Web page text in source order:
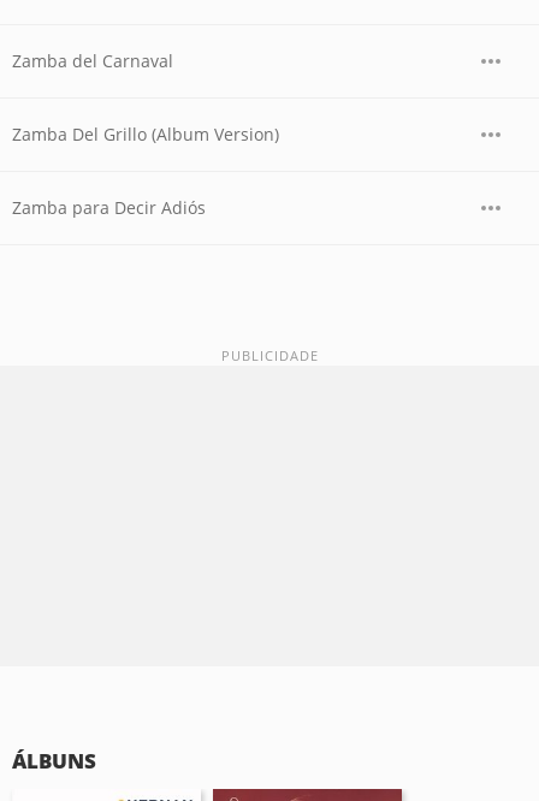
Zamba del Carnaval
Zamba Del Grillo (Album Version)
Zamba para Decir Adiós
ÁLBUNS